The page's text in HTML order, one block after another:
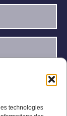
technologies